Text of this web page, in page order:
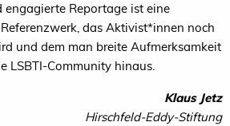
Reportage ist eine
das Aktivist*innen noch
und dem man breite Aufmerksamkeit
LSBTI-Community hinaus.
Klaus Jetz
Hirschfeld-Eddy-Stiftung